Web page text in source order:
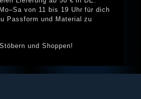
von 11 bis 19 Uhr für dich
Passform und Material zu
und Shoppen!